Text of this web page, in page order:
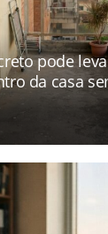
pode
da casa